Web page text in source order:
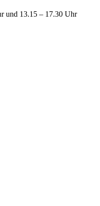
und 13.15 – 17.30 Uhr